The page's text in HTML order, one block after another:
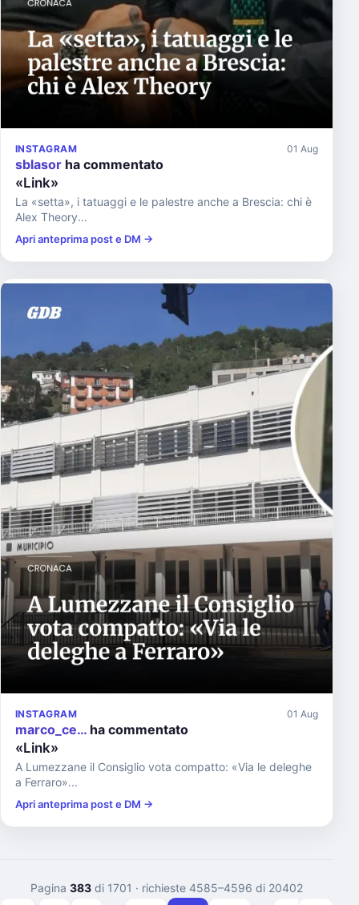
INSTAGRAM 01 Aug
sblasor ha commentato
«Link»
La «setta», i tatuaggi e le palestre anche a Brescia: chi è
Alex Theory...
Apri anteprima post e DM →
INSTAGRAM 01 Aug
marco_ce… ha commentato
«Link»
A Lumezzane il Consiglio vota compatto: «Via le deleghe
a Ferraro»...
Apri anteprima post e DM →
Pagina 383 di 1701 · richieste 4585–4596 di 20402